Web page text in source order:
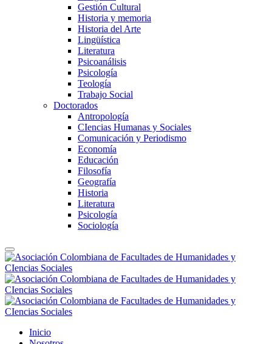
Gestión Cultural
Historia y memoria
Historia del Arte
Lingüística
Literatura
Psicoanálisis
Psicología
Teología
Trabajo Social
Doctorados
Antropología
CIencias Humanas y Sociales
Comunicación y Periodismo
Economía
Educación
Filosofía
Geografía
Historia
Literatura
Psicología
Sociología
Inicio